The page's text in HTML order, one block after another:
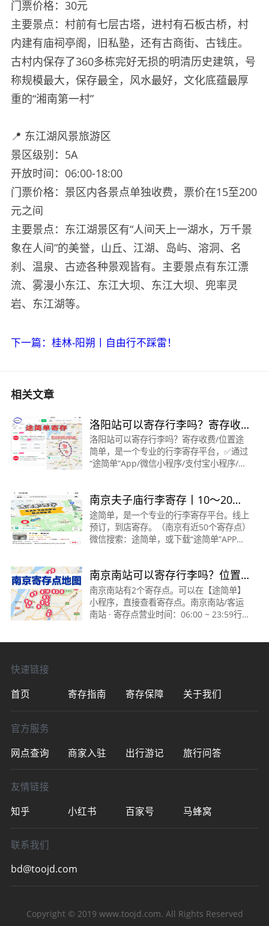
门票价格：30元
主要景点：村前有七层古塔，进村有石板古桥，村
内建有庙祠亭阁，旧私塾，还有古商街、古钱庄。
古村内保存了360多栋完好无损的明清历史建筑，号
称规模最大，保存最全，风水最好，文化底蕴最厚
重的“湘南第一村”
📍 东江湖风景旅游区
景区级别：5A
开放时间：06:00-18:00
门票价格：景区内各景点单独收费，票价在15至200
元之间
主要景点：东江湖景区有“人间天上一湖水，万千景
象在人间”的美誉，山丘、江湖、岛屿、溶洞、名
刹、温泉、古迹各种景观皆有。主要景点有东江漂
流、雾漫小东江、东江大坝、东江大坝、兜率灵
岩、东江湖等。
下一篇：桂林-阳朔丨自由行不踩雷！
相关文章
洛阳站可以寄存行李吗？寄存收
费/位置
洛阳站可以寄存行李吗？寄存收费/位置途
简单，是一个专业的行李寄存平台，✅通过
“途简单”App/微信小程序/支付宝小程序/抖
23:59收费：背包5
南京夫子庙行李寄存丨10～20元/
天
途简单，是一个专业的行李寄存平台。线上
预订，到店寄存。（南京有近50个寄存点）
微信搜索：途简单，或下载“途简单”APP。
天，行李箱20元/天
南京南站可以寄存行李吗？位置
在哪里？怎么收费？
南京南站有2个寄存点。可以在【途简单】
小程序，直接查看寄存点。南京南站/客运
南站 · 寄存点营业时间：06:00 ~ 23:59行李
快速链接
首页
寄存指南 寄存保障 关于我们
官方服务
网点查询
商家入驻 出行游记 旅行问答
友情链接
知乎
小红书 百家号 马蜂窝
联系我们
bd@toojd.com
Copyright © 2019 www.toojd.com. All Rights Reserved